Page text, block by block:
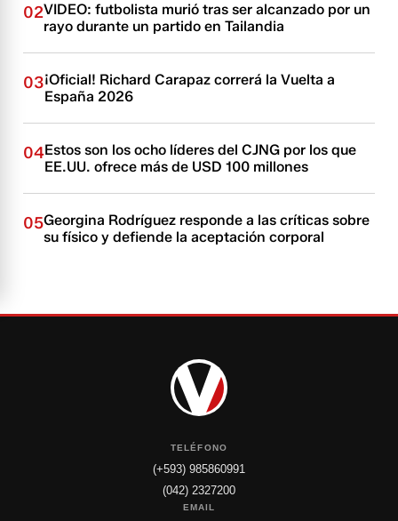
02VIDEO: futbolista murió tras ser alcanzado por un
rayo durante un partido en Tailandia
03¡Oficial! Richard Carapaz correrá la Vuelta a
España 2026
04Estos son los ocho líderes del CJNG por los que
EE.UU. ofrece más de USD 100 millones
05Georgina Rodríguez responde a las críticas sobre
su físico y defiende la aceptación corporal
TELÉFONO
(+593) 985860991
(042) 2327200
EMAIL